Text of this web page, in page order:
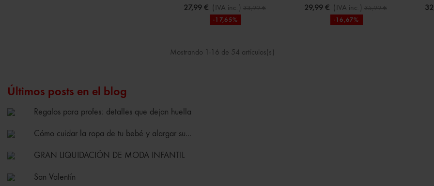
27,99 € (IVA inc.) 33,99 €
-17,65%
29,99 € (IVA inc.) 35,99 €
-16,67%
Mostrando 1-16 de 54 artículos(s)
Últimos posts en el blog
Regalos para profes: detalles que dejan huella
Cómo cuidar la ropa de tu bebé y alargar su...
GRAN LIQUIDACIÓN DE MODA INFANTIL
San Valentín